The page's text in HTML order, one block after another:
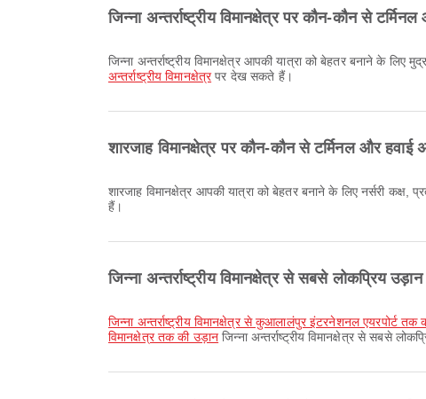
जिन्ना अन्तर्राष्ट्रीय विमानक्षेत्र पर कौन-कौन से
जिन्ना अन्तर्राष्ट्रीय विमानक्षेत्र आपकी यात्रा को बेहतर बनाने के
अन्तर्राष्ट्रीय विमानक्षेत्रपर देख सकते हैं।
शारजाह विमानक्षेत्र पर कौन-कौन से टर्मिनल और
शारजाह विमानक्षेत्र आपकी यात्रा को बेहतर बनाने के लिए नर्सरी
हैं।
जिन्ना अन्तर्राष्ट्रीय विमानक्षेत्र से सबसे लोकप्रिय
जिन्ना अन्तर्राष्ट्रीय विमानक्षेत्र से कुआलालंपुर इंटरनेशनल एयरपोर्ट तक
विमानक्षेत्र तक की उड़ान जिन्ना अन्तर्राष्ट्रीय विमानक्षेत्र से सबसे